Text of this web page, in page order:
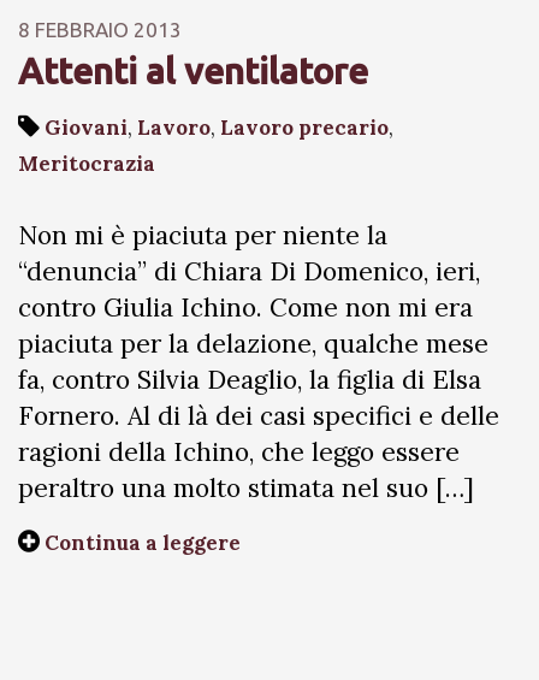
8 FEBBRAIO 2013
Attenti al ventilatore
Giovani, Lavoro, Lavoro precario,
Meritocrazia
Non mi è piaciuta per niente la
“denuncia” di Chiara Di Domenico, ieri,
contro Giulia Ichino. Come non mi era
piaciuta per la delazione, qualche mese
fa, contro Silvia Deaglio, la figlia di Elsa
Fornero. Al di là dei casi specifici e delle
ragioni della Ichino, che leggo essere
peraltro una molto stimata nel suo […]
Continua a leggere